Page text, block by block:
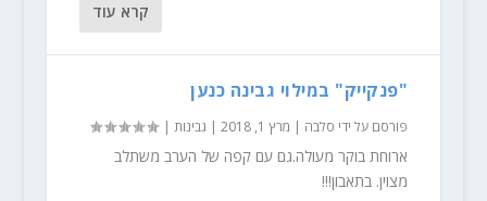
קרא עוד
"פנקייק" במילוי גבינה כנען
פורסם על ידי סלבה | מרץ 1, 2018 | גבינות|
ארוחת בוקר מעולה.גם עם קפה של הערב משתלב
מצוין. בתאבון!!!